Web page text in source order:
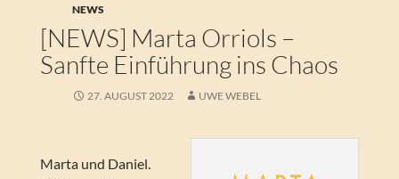
NEWS
[NEWS] Marta Orriols –
Sanfte Einführung ins Chaos
27. AUGUST 2022 UWE WEBEL
Marta und Daniel.